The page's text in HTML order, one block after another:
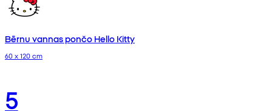
Bērnu vannas pončo Hello Kitty
60 x 120 cm
5